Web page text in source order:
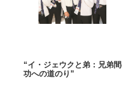
“イ・ジェウクと弟：兄弟
功への道のり”